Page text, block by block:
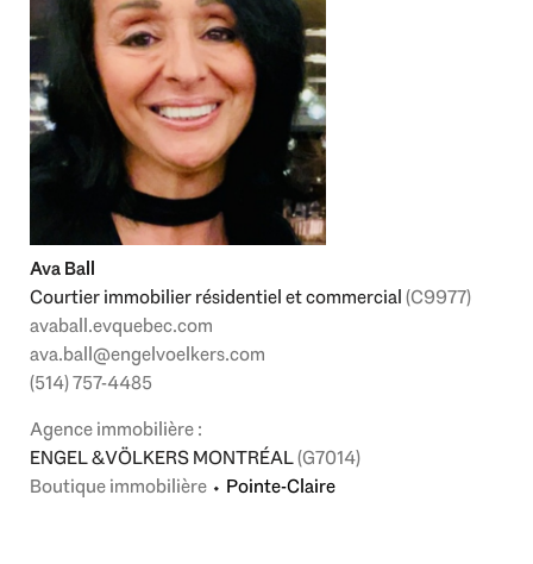
Ava Ball
Courtier immobilier résidentiel et commercial(C9977)
avaball.evquebec.com
ava.ball@engelvoelkers.com
(514) 757-4485
Agence immobilière :
ENGEL & VÖLKERS MONTRÉAL(G7014)
Boutique immobilière ⬩ Pointe-Claire